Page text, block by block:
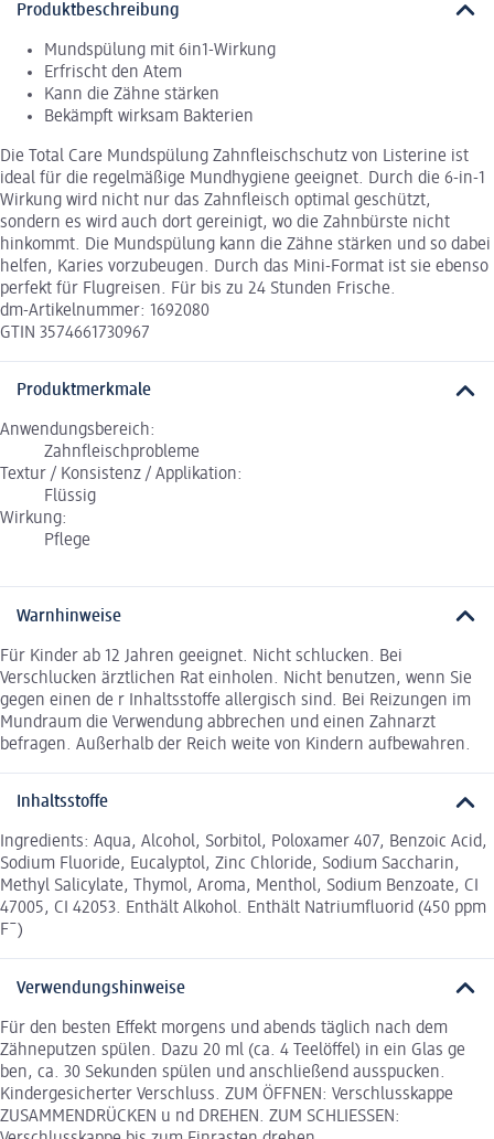
Produktbeschreibung
Mundspülung mit 6in1-Wirkung
Erfrischt den Atem
Kann die Zähne stärken
Bekämpft wirksam Bakterien
Die Total Care Mundspülung Zahnfleischschutz von Listerine ist
ideal für die regelmäßige Mundhygiene geeignet. Durch die 6-in-1
Wirkung wird nicht nur das Zahnfleisch optimal geschützt,
sondern es wird auch dort gereinigt, wo die Zahnbürste nicht
hinkommt. Die Mundspülung kann die Zähne stärken und so dabei
helfen, Karies vorzubeugen. Durch das Mini-Format ist sie ebenso
perfekt für Flugreisen. Für bis zu 24 Stunden Frische.
dm-Artikelnummer: 1692080
GTIN 3574661730967
Produktmerkmale
Anwendungsbereich:
Zahnfleischprobleme
Textur / Konsistenz / Applikation:
Flüssig
Wirkung:
Pflege
Warnhinweise
Für Kinder ab 12 Jahren geeignet. Nicht schlucken. Bei
Verschlucken ärztlichen Rat einholen. Nicht benutzen, wenn Sie
gegen einen de r Inhaltsstoffe allergisch sind. Bei Reizungen im
Mundraum die Verwendung abbrechen und einen Zahnarzt
befragen. Außerhalb der Reich weite von Kindern aufbewahren.
Inhaltsstoffe
Ingredients: Aqua, Alcohol, Sorbitol, Poloxamer 407, Benzoic Acid,
Sodium Fluoride, Eucalyptol, Zinc Chloride, Sodium Saccharin,
Methyl Salicylate, Thymol, Aroma, Menthol, Sodium Benzoate, CI
47005, CI 42053. Enthält Alkohol. Enthält Natriumfluorid (450 ppm
F¯)
Verwendungshinweise
Für den besten Effekt morgens und abends täglich nach dem
Zähneputzen spülen. Dazu 20 ml (ca. 4 Teelöffel) in ein Glas ge
ben, ca. 30 Sekunden spülen und anschließend ausspucken.
Kindergesicherter Verschluss. ZUM ÖFFNEN: Verschlusskappe
ZUSAMMENDRÜCKEN u nd DREHEN. ZUM SCHLIESSEN: